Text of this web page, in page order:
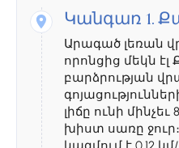
Կանգառ 1.
Արագած լեռան
որոնցից մեկն էլ
բարձրության
լիճը ունի
խիստ սառը